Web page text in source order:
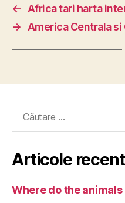
←
Africa tari harta
→
America Centrala si
după:
Articole
Where do the